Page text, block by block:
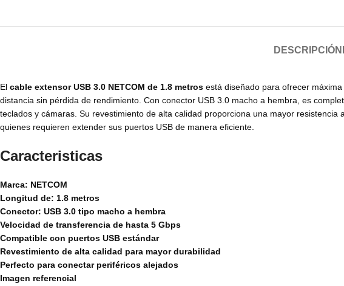
DESCRIPCIÓN
El cable extensor USB 3.0 NETCOM de 1.8 metros está diseñado para ofrecer
distancia sin pérdida de rendimiento. Con conector USB 3.0 macho a hembra, es
teclados y cámaras. Su revestimiento de alta calidad proporciona una mayor
quienes requieren extender sus puertos USB de manera eficiente.
Caracteristicas
Marca: NETCOM
Longitud de: 1.8 metros
Conector: USB 3.0 tipo macho a hembra
Velocidad de transferencia de hasta 5 Gbps
Compatible con puertos USB estándar
Revestimiento de alta calidad para mayor durabilidad
Perfecto para conectar periféricos alejados
Imagen referencial